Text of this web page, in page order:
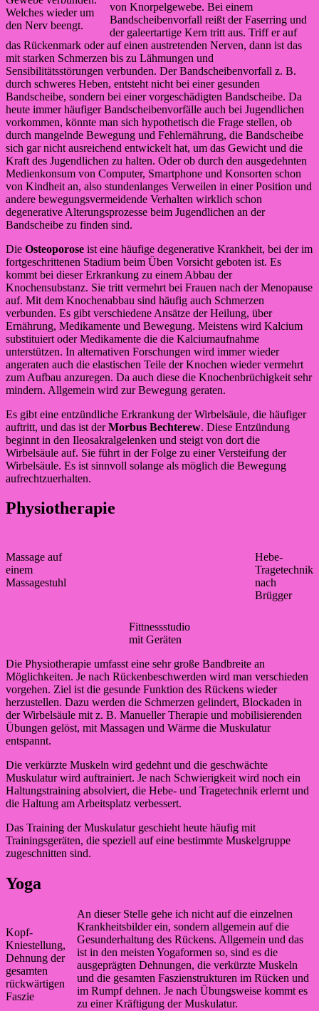
Welches wieder um
den Nerv beengt.
von Knorpelgewebe. Bei einem
Bandscheibenvorfall reißt der Faserring und
der galeertartige Kern tritt aus. Triff er auf
das Rückenmark oder auf einen austretenden Nerven, dann ist das
mit starken Schmerzen bis zu Lähmungen und
Sensibilitätsstörungen verbunden. Der Bandscheibenvorfall z. B.
durch schweres Heben, entsteht nicht bei einer gesunden
Bandscheibe, sondern bei einer vorgeschädigten Bandscheibe. Da
heute immer häufiger Bandscheibenvorfälle auch bei Jugendlichen
vorkommen, könnte man sich hypothetisch die Frage stellen, ob
durch mangelnde Bewegung und Fehlernährung, die Bandscheibe
sich gar nicht ausreichend entwickelt hat, um das Gewicht und die
Kraft des Jugendlichen zu halten. Oder ob durch den ausgedehnten
Medienkonsum von Computer, Smartphone und Konsorten schon
von Kindheit an, also stundenlanges Verweilen in einer Position und
andere bewegungsvermeidende Verhalten wirklich schon
degenerative Alterungsprozesse beim Jugendlichen an der
Bandscheibe zu finden sind.
Die Osteoporose ist eine häufige degenerative Krankheit, bei der im
fortgeschrittenen Stadium beim Üben Vorsicht geboten ist. Es
kommt bei dieser Erkrankung zu einem Abbau der
Knochensubstanz. Sie tritt vermehrt bei Frauen nach der Menopause
auf. Mit dem Knochenabbau sind häufig auch Schmerzen
verbunden. Es gibt verschiedene Ansätze der Heilung, über
Ernährung, Medikamente und Bewegung. Meistens wird Kalcium
substituiert oder Medikamente die die Kalciumaufnahme
unterstützen. In alternativen Forschungen wird immer wieder
angeraten auch die elastischen Teile der Knochen wieder vermehrt
zum Aufbau anzuregen. Da auch diese die Knochenbrüchigkeit sehr
mindern. Allgemein wird zur Bewegung geraten.
Es gibt eine entzündliche Erkrankung der Wirbelsäule, die häufiger
auftritt, und das ist derMorbus Bechterew. Diese Entzündung
beginnt in den Ileosakralgelenken und steigt von dort die
Wirbelsäule auf. Sie führt in der Folge zu einer Versteifung der
Wirbelsäule. Es ist sinnvoll solange als möglich die Bewegung
aufrechtzuerhalten.
Physiotherapie
Hebe-
Tragetechnik
nach
Brügger
Massage auf
einem
Massagestuhl
Fittnessstudio
mit Geräten
Die Physiotherapie umfasst eine sehr große Bandbreite an
Möglichkeiten. Je nach Rückenbeschwerden wird man verschieden
vorgehen. Ziel ist die gesunde Funktion des Rückens wieder
herzustellen. Dazu werden die Schmerzen gelindert, Blockaden in
der Wirbelsäule mit z. B. Manueller Therapie und mobilisierenden
Übungen gelöst, mit Massagen und Wärme die Muskulatur
entspannt.
Die verkürzte Muskeln wird gedehnt und die geschwächte
Muskulatur wird auftrainiert. Je nach Schwierigkeit wird noch ein
Haltungstraining absolviert, die Hebe- und Tragetechnik erlernt und
die Haltung am Arbeitsplatz verbessert.
Das Training der Muskulatur geschieht heute häufig mit
Trainingsgeräten, die speziell auf eine bestimmte Muskelgruppe
zugeschnitten sind.
Yoga
Kopf-
Kniestellung,
Dehnung der
gesamten
rückwärtigen
Faszie
An dieser Stelle gehe ich nicht auf die einzelnen
Krankheitsbilder ein, sondern allgemein auf die
Gesunderhaltung des Rückens. Allgemein und das
ist in den meisten Yogaformen so, sind es die
ausgeprägten Dehnungen, die verkürzte Muskeln
und die gesamten Faszienstrukturen im Rücken und
im Rumpf dehnen. Je nach Übungsweise kommt es
zu einer Kräftigung der Muskulatur.